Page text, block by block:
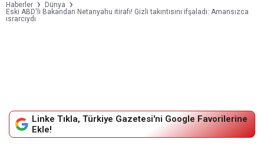
Haberler
Dünya
Eski ABD'li Bakandan Netanyahu itirafı! Gizli takıntısını ifşaladı: Amansızca
ısrarcıydı
Linke Tıkla, Türkiye Gazetesi'ni Google Favorilerine
Ekle!